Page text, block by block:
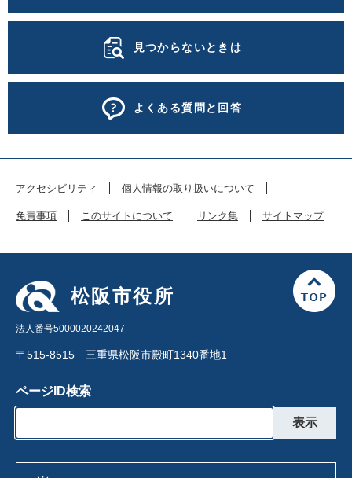
見つからないときは
よくある質問と回答
アクセシビリティ 個人情報の取り扱いについて
免責事項 このサイトについて リンク集 サイトマップ
松阪市役所
法人番号5000020242047
〒515-8515 三重県松阪市殿町1340番地1
ページID検索